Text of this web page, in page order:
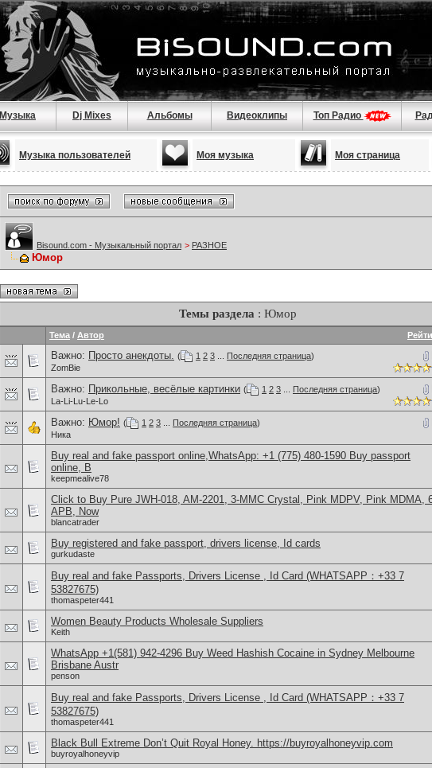
Музыка Dj Mixes Альбомы Видеоклипы Топ Радио
Музыка пользователей Моя музыка Моя страница
Bisound.com - Музыкальный портал > РАЗНОЕ
Юмор
Темы раздела : Юмор
Тема / Автор
Важно: Просто анекдоты. ( 1 2 3 Последняя страница)
ZomBie
Важно: Прикольные, весёлые картинки ( 1 2 3 Последняя страница)
La-Li-Lu-Le-Lo
Важно: Юмор! ( 1 2 3 Последняя страница)
Ника
Buy real and fake passport online,WhatsApp: +1 (775) 480-1590 Buy passport
online, B
keepmealive78
Click to Buy Pure JWH-018, AM-2201, 3-MMC Crystal, Pink MDPV, Pink MDMA,
APB, Now
blancatrader
Buy registered and fake passport, drivers license, Id cards
gurkudaste
Buy real and fake Passports, Drivers License , Id Card (WHATSAPP：+33 7
53827675)
thomaspeter441
Women Beauty Products Wholesale Suppliers
Keith
WhatsApp +1(581) 942-4296 Buy Weed Hashish Cocaine in Sydney Melbourne
Brisbane Austr
penson
Buy real and fake Passports, Drivers License , Id Card (WHATSAPP：+33 7
53827675)
thomaspeter441
Black Bull Extreme Don’t Quit Royal Honey. https://buyroyalhoneyvip.com
buyroyalhoneyvip